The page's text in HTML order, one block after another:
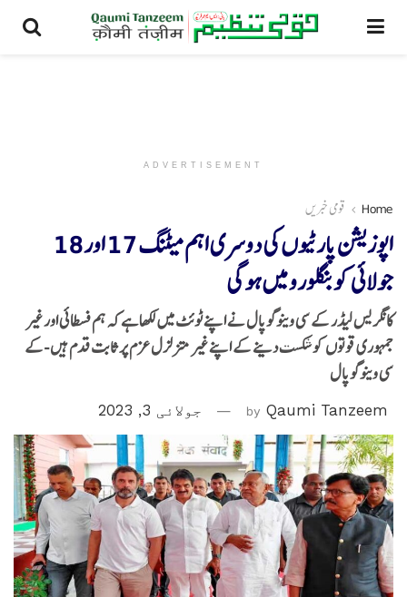
ADVERTISEMENT
Home قومی خبریں
اپوزیشن پارٹیوں کی دوسری اہم میٹنگ 17 اور 18
جولائی کو بنگلورو میں ہوگی
کانگریس لیڈر کے سی وینوگوپال نے اپنے ٹوئٹ میں لکھا ہے کہ ہم فسطائی اور غیر
جمہوری قوتوں کو شکست دینے کے اپنے غیر متزلزل عزم پر ثابت قدم ہیں -کے
سی وینوگوپال
by Qaumi Tanzeem جولائی 3, 2023